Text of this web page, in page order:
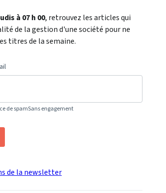
à 07 h 00, retrouvez les articles qui
de la gestion d'une société pour ne
titres de la semaine.
de spamSans engagement
de la newsletter